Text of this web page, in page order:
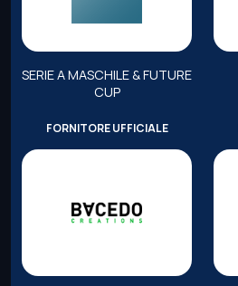
SERIE A MASCHILE & FUTURE
CUP
FORNITORE UFFICIALE